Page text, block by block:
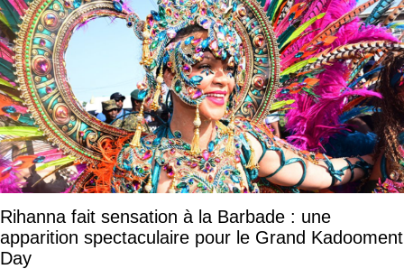
Rihanna fait sensation à la Barbade : une
apparition spectaculaire pour le Grand Kadooment
Day